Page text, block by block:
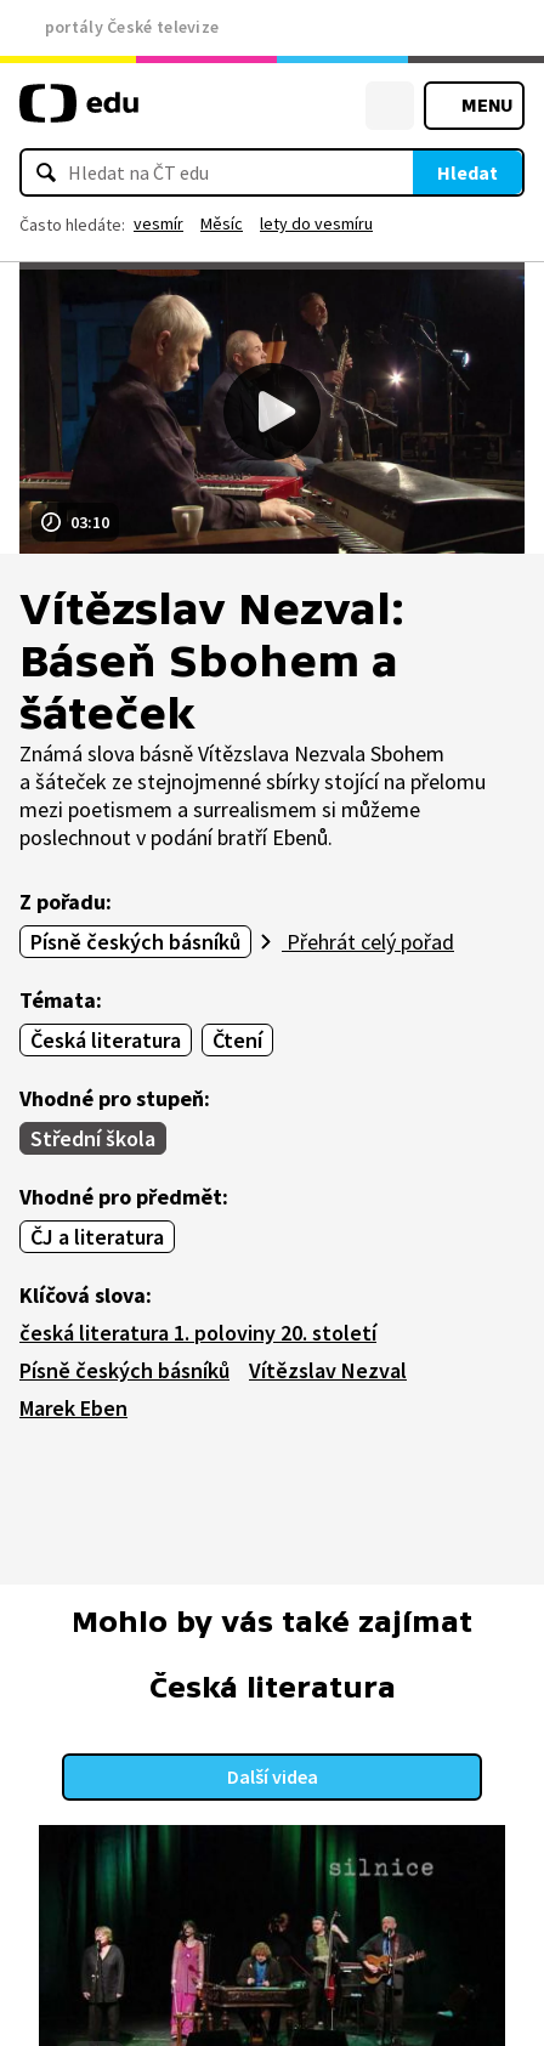
portály České televize
MENU
Hledat
Často hledáte: vesmír Měsíc lety do vesmíru
03:10
Vítězslav Nezval:
Báseň Sbohem a
šáteček
Známá slova básně Vítězslava Nezvala Sbohem
a šáteček ze stejnojmenné sbírky stojící na přelomu
mezi poetismem a surrealismem si můžeme
poslechnout v podání bratří Ebenů.
Z pořadu:
Písně českých básníků
Přehrát celý pořad
Témata:
Česká literatura
Čtení
Vhodné pro stupeň:
Střední škola
Vhodné pro předmět:
ČJ a literatura
Klíčová slova:
česká literatura 1. poloviny 20. století
Písně českých básníků
Vítězslav Nezval
Marek Eben
Mohlo by vás také zajímat
Česká literatura
Další videa